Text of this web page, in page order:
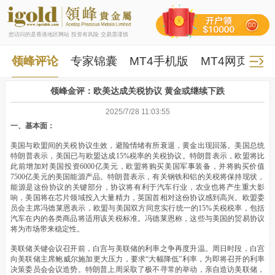
您访问的是香港地区网站 投资有风险 交易需谨慎
领峰评论 专家锦囊 MT4手机版 MT4网页版
领峰金评：欧美达成关税协议 黄金或继续下跌
2025/7/28 11:03:55
一、基本面：
美国与欧盟间的关税协议生效，避险情绪有所衰退，黄金出现回落。美国总统
特朗普表示，美国已与欧盟达成15%税率的关税协议。特朗普表示，欧盟将比
此前增加对美国投资6000亿美元，欧盟将购买美国军事装备，并将购买价值
7500亿美元的美国能源产品。特朗普表示，有关钢铁和铝的关税将保持现状，
能源是这份协议的关键部分，协议将有利于汽车行业，农业也将产生重大影
响，美国将在芯片领域投入大量精力，英国首相对这份协议感到高兴。欧盟委
员会主席冯德莱恩表示，欧盟与美国双方同意实行统一的15%关税税率，包括
汽车在内的各类商品将适用该关税标准。冯德莱恩称，这些与美国的贸易协议
将为市场带来稳定性。
美联储关键会议召开前，白宫与美联储的利率之争再度升温。周日时段，白宫
向美联储主席鲍威尔施加更大压力，要求“大幅降低”利率，为即将召开的利率
决策委员会会议造势。特朗普上周采取了极不寻常的举动，亲自造访美联储，